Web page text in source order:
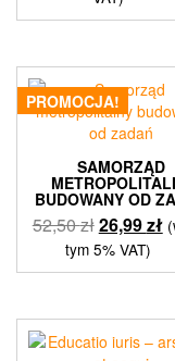
PROMOCJA!
SAMORZĄD
BUDOWANY OD
52,50złPierwotna
cena
wynosiła:
26,99zł
tym 5% VAT)